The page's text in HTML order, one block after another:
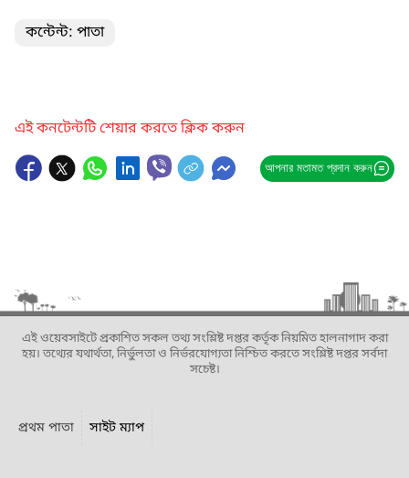
কন্টেন্ট: পাতা
এই কনটেন্টটি শেয়ার করতে ক্লিক করুন
আপনার মতামত প্রদান করুন
এই ওয়েবসাইটে প্রকাশিত সকল তথ্য সংশ্লিষ্ট দপ্তর কর্তৃক নিয়মিত হালনাগাদ করা
হয়। তথ্যের যথার্থতা, নির্ভুলতা ও নির্ভরযোগ্যতা নিশ্চিত করতে সংশ্লিষ্ট দপ্তর সর্বদা
সচেষ্ট।
প্রথম পাতা সাইট ম্যাপ